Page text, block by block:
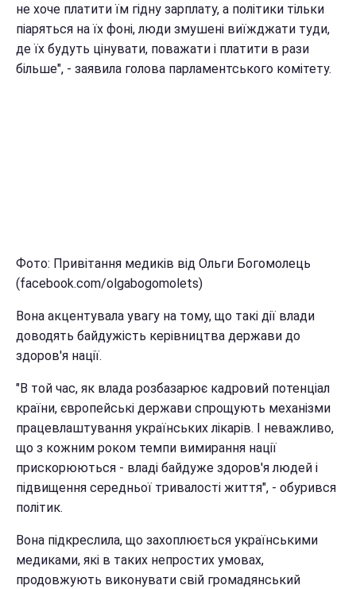
не хоче платити їм гідну зарплату, а політики тільки
піаряться на їх фоні, люди змушені виїжджати туди,
де їх будуть цінувати, поважати і платити в рази
більше", - заявила голова парламентського комітету.
Фото: Привітання медиків від Ольги Богомолець
(facebook.com/olgabogomolets)
Вона акцентувала увагу на тому, що такі дії влади
доводять байдужість керівництва держави до
здоров'я нації.
"В той час, як влада розбазарює кадровий потенціал
країни, європейські держави спрощують механізми
працевлаштування українських лікарів. І неважливо,
що з кожним роком темпи вимирання нації
прискорюються - владі байдуже здоров'я людей і
підвищення середньої тривалості життя", - обурився
політик.
Вона підкреслила, що захоплюється українськими
медиками, які в таких непростих умовах,
продовжують виконувати свій громадянський